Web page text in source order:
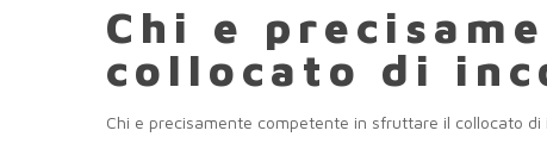
Chi e
collocato di
Chi e precisamente competente in sfruttare il collocato